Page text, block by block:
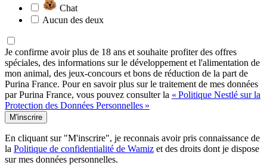
Chat
Aucun des deux
Je confirme avoir plus de 18 ans et souhaite profiter des offres
spéciales, des informations sur le développement et l'alimentation de
mon animal, des jeux-concours et bons de réduction de la part de
Purina France. Pour en savoir plus sur le traitement de mes données
par Purina France, vous pouvez consulter la « Politique Nestlé sur la
Protection des Données Personnelles »
M'inscrire
En cliquant sur "M'inscrire", je reconnais avoir pris connaissance de
la Politique de confidentialité de Wamiz et des droits dont je dispose
sur mes données personnelles.